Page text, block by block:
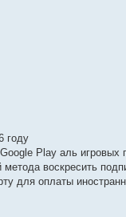
году
Play аль
воскресить
для оплаты